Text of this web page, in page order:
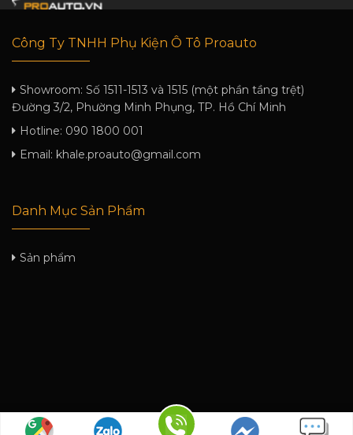
Công Ty TNHH Phụ Kiện Ô Tô Proauto
Showroom: Số 1511-1513 và 1515 (một phần tầng trệt)
Đường 3/2, Phường Minh Phụng, TP. Hồ Chí Minh
Hotline: 090 1800 001
Email: khale.proauto@gmail.com
Danh Mục Sản Phẩm
Sản phẩm